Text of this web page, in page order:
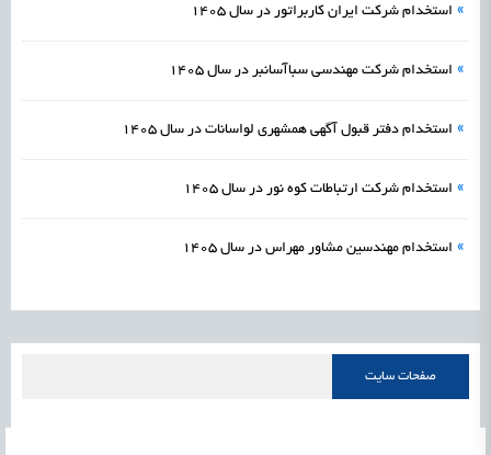
» استخدام شرکت ایران کاربراتور در سال 1405
» استخدام شرکت مهندسی سباآسانبر در سال 1405
» استخدام دفتر قبول آگهی همشهری لواسانات در سال 1405
» استخدام شرکت ارتباطات کوه نور در سال 1405
» استخدام مهندسین مشاور مهراس در سال 1405
صفحات سایت